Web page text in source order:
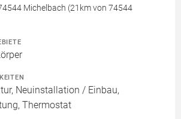
Michelbach (21km von 74544
Neuinstallation / Einbau,
Thermostat